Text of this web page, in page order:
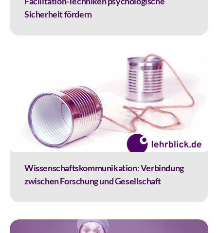
Sicherheit fördern
Wissenschaftskommunikation: Verbindung
zwischen Forschung und Gesellschaft